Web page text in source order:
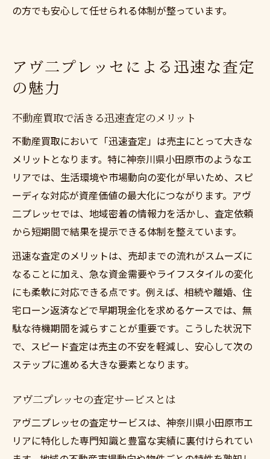
の方でも安心して任せられる体制が整っています。
アヴ二プレッセによる迅速な査定
の魅力
不動産買取で活きる迅速査定のメリット
不動産買取において「迅速査定」は売主にとって大きな
メリットとなります。特に神奈川県小田原市のようなエ
リアでは、生活環境や市場動向の変化が早いため、スピ
ーディな対応が資産価値の最大化につながります。アヴ
二プレッセでは、地域密着の情報力を活かし、査定依頼
から短期間で結果を提示できる体制を整えています。
迅速な査定のメリットは、売却までの流れがスムーズに
なることに加え、急な資金需要やライフスタイルの変化
にも柔軟に対応できる点です。例えば、相続や離婚、住
宅ローン返済などで早期現金化を求めるケースでは、無
駄な待機期間を減らすことが重要です。こうした状況下
で、スピード査定は売主の不安を軽減し、安心して次の
ステップに進める大きな要素となります。
アヴ二プレッセの査定サービスとは
アヴ二プレッセの査定サービスは、神奈川県小田原市エ
リアに特化した専門知識と豊富な実績に裏付けられてい